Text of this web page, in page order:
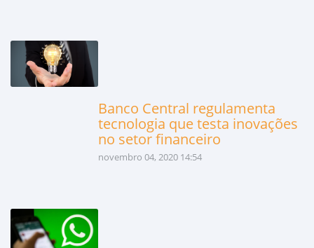
Banco Central regulamenta
tecnologia que testa inovações
no setor financeiro
novembro 04, 2020 14:54